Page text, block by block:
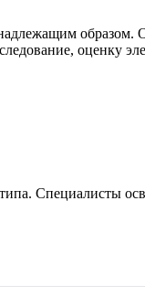
образом.
оценку
Специалисты